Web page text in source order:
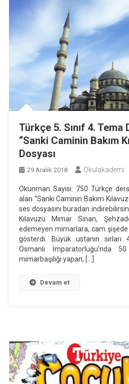
Türkçe 5. Sınıf 4. Tema
“Sanki Caminin Bakım
Dosyası
29 Aralık 2018 Okulakademi
Okunman Sayısı: 750 Türkçe
alan “Sanki Caminin Bakım
ses dosyasını buradan
Kılavuzu Mimar Sinan,
edemeyen mimarlara, cam şişede
gösterdi. Büyük ustanın sırları
Osmanlı İmparatorluğu’nda
mimarbaşılığı yapan, […]
Devam et